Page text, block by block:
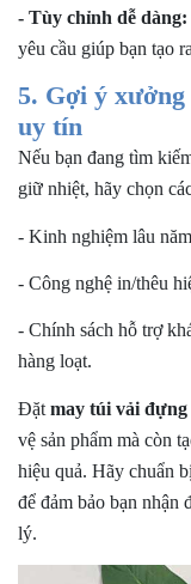
- Tùy chỉnh dễ dàng:
yêu cầu giúp bạn tạo
5. Gợi ý
uy tín
Nếu bạn đang tìm
giữ nhiệt, hãy chọn
- Kinh nghiệm lâu
- Công nghệ in/thêu
- Chính sách hỗ trợ
hàng loạt.
Đặt may túi vải
vệ sản phẩm mà còn
hiệu quả. Hãy chuẩn
để đảm bảo bạn nhận
lý.